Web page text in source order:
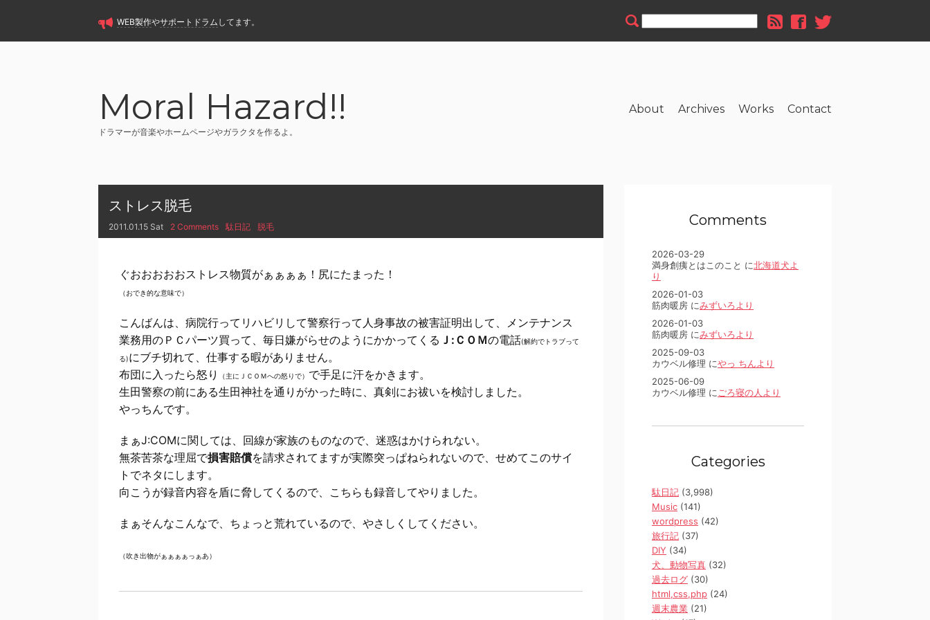
WEB製作やサポートドラム してます。
Moral Hazard!!
ドラマーが音楽やホームページやガラクタを作るよ。
About Archives Works Contact
ストレス脱毛
2011.01.15 Sat 2 Comments 駄日記 脱毛
ぐおおおおおストレス物質がぁぁぁぁ！尻にたまった！
（おでき的な意味で）
こんばんは、病院行ってリハビリして警察行って人身事故の被害証明出して、メンテナンス
業務用のＰＣパーツ買って、毎日嫌がらせのようにかかってくる Ｊ:ＣＯＭの電話(解約でトラブって
る)にブチ切れて、仕事する暇がありません。
布団に入ったら怒り
（主にＪＣＯＭへの怒りで） で手足に汗をかきます。
生田警察の前にある生田神社を通りがかった時に、真剣にお祓いを検討しました。
やっちんです。
まぁJ:COMに関しては、回線が家族のものなので、迷惑はかけられない。
無茶苦茶な理屈で損害賠償を請求されてますが実際突っぱねられないので、せめてこのサイ
トでネタにします。
向こうが録音内容を盾に脅してくるので、こちらも録音してやりました。
まぁそんなこんなで、ちょっと荒れているので、やさしくしてください。
（吹き出物がぁぁぁぁっぁあ）
Comments
2026-03-29
満身創痍とはこのこと に北海道犬よ
り
2026-01-03
筋肉暖房 にみずいろより
2026-01-03
筋肉暖房 にみずいろより
2025-09-03
カウベル修理 にやっ ちんより
2025-06-09
カウベル修理 に ごろ寝の人より
Categories
駄日記 (3,998)
Music (141)
wordpress (42)
旅行記 (37)
DIY (34)
犬、動物写真 (32)
過去ログ (30)
html,css,php (24)
週末農業 (21)